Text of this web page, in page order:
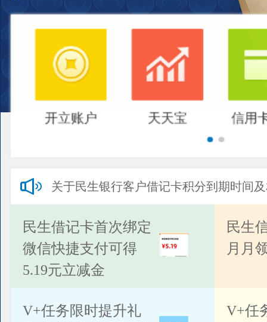
开立账户 天天宝 信用
关于民生银行客户借记卡积分到期时间
公告
民生借记卡首次绑定
微信快捷支付可得
5.19元立减金
民生
月月
V+任务限时提升礼
V+任